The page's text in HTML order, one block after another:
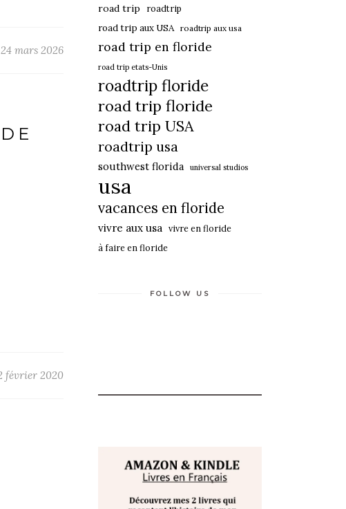
24 mars 2026
février 2020
road trip roadtrip
road trip aux USA roadtrip aux usa
road trip en floride
road trip etats-Unis
roadtrip floride
road trip floride
road trip USA
roadtrip usa
southwest florida universal studios
usa
vacances en floride
vivre aux usa vivre en floride
à faire en floride
FOLLOW US